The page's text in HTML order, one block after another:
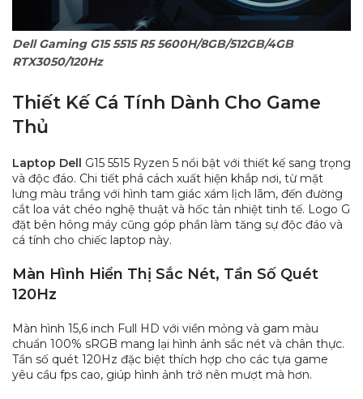
Dell Gaming G15 5515 R5 5600H/8GB/512GB/4GB
RTX3050/120Hz
Thiết Kế Cá Tính Dành Cho Game
Thủ
Laptop Dell
G15 5515 Ryzen 5 nổi bật với thiết kế sang trọng
và độc đáo. Chi tiết phá cách xuất hiện khắp nơi, từ mặt
lưng màu trắng với hình tam giác xám lịch lãm, đến đường
cắt loa vát chéo nghệ thuật và hốc tản nhiệt tinh tế. Logo G
đặt bên hông máy cũng góp phần làm tăng sự độc đáo và
cá tính cho chiếc laptop này.
Màn Hình Hiển Thị Sắc Nét, Tần Số Quét
120Hz
Màn hình 15,6 inch Full HD với viền mỏng và gam màu
chuẩn 100% sRGB mang lại hình ảnh sắc nét và chân thực.
Tần số quét 120Hz đặc biệt thích hợp cho các tựa game
yêu cầu fps cao, giúp hình ảnh trở nên mượt mà hơn.